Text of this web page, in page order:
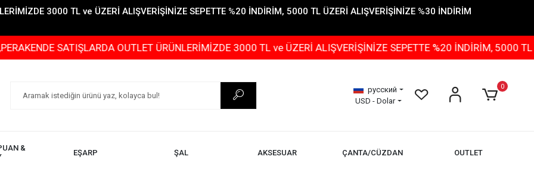
3000 TL ve ÜZERİ ALIŞVERİŞİNİZE SEPETTE %20 İNDİRİM, 5000 TL ÜZERİ ALIŞVERİŞİNİZE %30 İNDİRİM
SATIŞLARDA OUTLET ÜRÜNLERİMİZDE 3000 TL ve ÜZERİ ALIŞVERİŞİNİZE SEPETTE %20 İNDİRİM, 5000 TL ÜZERİ
русский
USD - Dolar
0
&
EŞARP ŞAL AKSESUAR ÇANTA/CÜZDAN OUTLET